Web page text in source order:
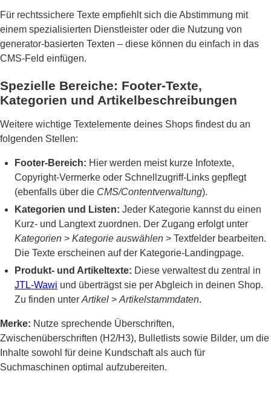
Für rechtssichere Texte empfiehlt sich die Abstimmung mit
einem spezialisierten Dienstleister oder die Nutzung von
generator-basierten Texten – diese können du einfach in das
CMS-Feld einfügen.
Spezielle Bereiche: Footer-Texte,
Kategorien und Artikelbeschreibungen
Weitere wichtige Textelemente deines Shops findest du an
folgenden Stellen:
Footer-Bereich: Hier werden meist kurze Infotexte,
Copyright-Vermerke oder Schnellzugriff-Links gepflegt
(ebenfalls über die CMS/Contentverwaltung).
Kategorien und Listen: Jeder Kategorie kannst du einen
Kurz- und Langtext zuordnen. Der Zugang erfolgt unter
Kategorien > Kategorie auswählen > Textfelder bearbeiten.
Die Texte erscheinen auf der Kategorie-Landingpage.
Produkt- und Artikeltexte: Diese verwaltest du zentral in
JTL-Wawi und überträgst sie per Abgleich in deinen Shop.
Zu finden unter Artikel > Artikelstammdaten.
Merke: Nutze sprechende Überschriften,
Zwischenüberschriften (H2/H3), Bulletlists sowie Bilder, um die
Inhalte sowohl für deine Kundschaft als auch für
Suchmaschinen optimal aufzubereiten.